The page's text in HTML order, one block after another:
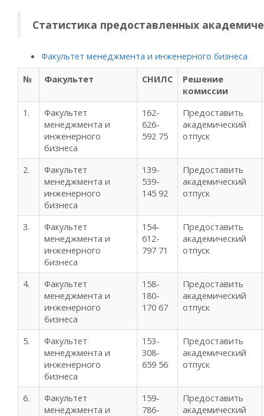
Статистика предоставленных
Факультет менеджмента и инженерного бизнеса
№
Факультет СНИЛС
Решение
комиссии
1.
Факультет
менеджмента и
инженерного
бизнеса
162-
626-
592 75
Предоставить
академический
отпуск
2.
Факультет
менеджмента и
инженерного
бизнеса
139-
539-
145 92
Предоставить
академический
отпуск
3.
Факультет
менеджмента и
инженерного
бизнеса
154-
612-
797 71
Предоставить
академический
отпуск
4.
Факультет
менеджмента и
инженерного
бизнеса
158-
180-
170 67
Предоставить
академический
отпуск
5.
Факультет
менеджмента и
инженерного
бизнеса
153-
308-
659 56
Предоставить
академический
отпуск
6.
Факультет
менеджмента и
159-
786-
Предоставить
академический